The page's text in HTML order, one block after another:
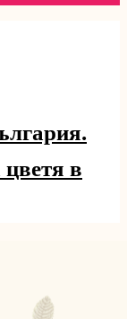
цветя в